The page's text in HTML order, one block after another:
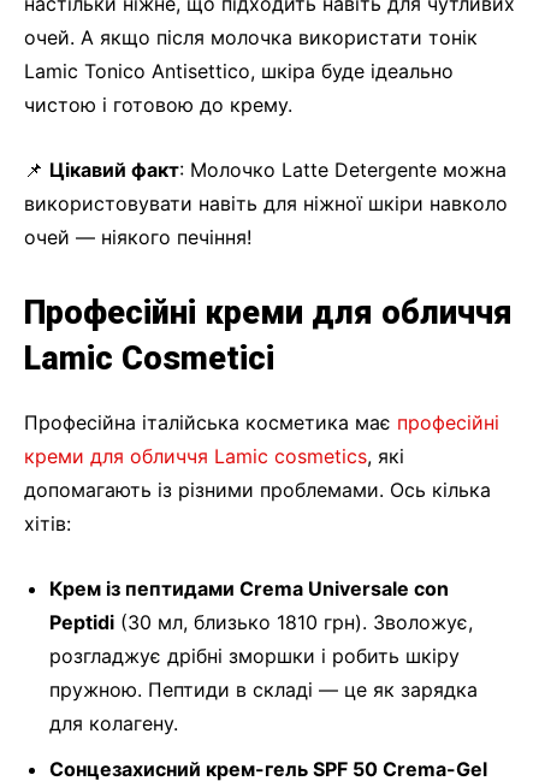
очей. А якщо після молочка використати тонік
Lamic Tonico Antisettico, шкіра буде ідеально
чистою і готовою до крему.
📌 Цікавий факт: Молочко Latte Detergente можна
використовувати навіть для ніжної шкіри навколо
очей — ніякого печіння!
Професійні креми для обличчя
Lamic Cosmetici
Професійна італійська косметика має професійні
креми для обличчя Lamic cosmetics, які
допомагають із різними проблемами. Ось кілька
хітів:
Крем із пептидами Crema Universale con
Peptidi (30 мл, близько 1810 грн). Зволожує,
розгладжує дрібні зморшки і робить шкіру
пружною. Пептиди в складі — це як зарядка
для колагену.
Сонцезахисний крем-гель SPF 50 Crema-Gel